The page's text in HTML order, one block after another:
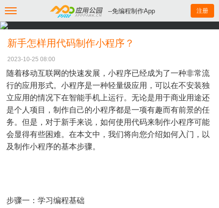
--免编程制作App 注册
新手怎样用代码制作小程序？
2023-10-25 08:00
随着移动互联网的快速发展，小程序已经成为了一种非常流
行的应用形式。小程序是一种轻量级应用，可以在不安装独
立应用的情况下在智能手机上运行。无论是用于商业用途还
是个人项目，制作自己的小程序都是一项有趣而有前景的任
务。但是，对于新手来说，如何使用代码来制作小程序可能
会显得有些困难。在本文中，我们将向您介绍如何入门，以
及制作小程序的基本步骤。
步骤一：学习编程基础